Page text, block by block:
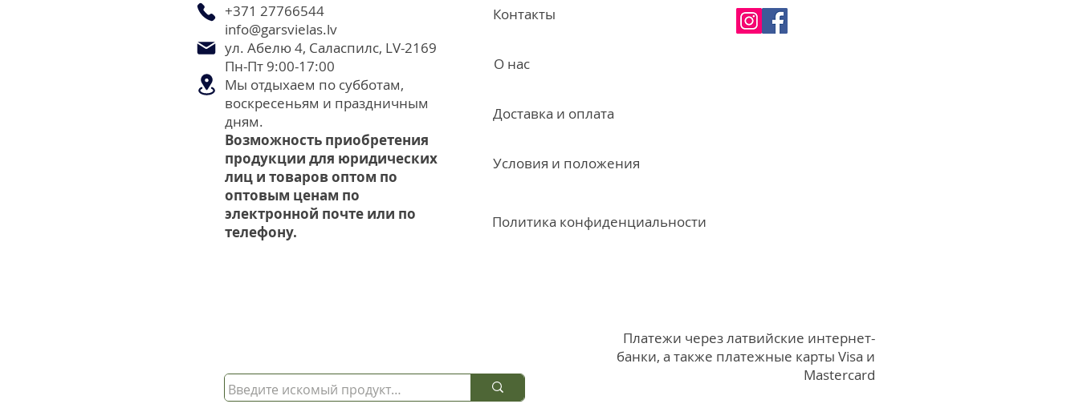
+371 27766544
info@garsvielas.lv
ул. Абелю 4, Саласпилс, LV-2169
Пн-Пт 9:00-17:00
Мы отдыхаем по субботам,
воскресеньям и праздничным
дням.
Возможность приобретения
продукции для юридических
лиц и товаров оптом по
оптовым ценам по
электронной почте или по
телефону.
Контакты
О нас
Доставка и оплата
Условия и положения
Политика конфиденциальности
Платежи через латвийские интернет-
банки, а также платежные карты Visa и
Mastercard